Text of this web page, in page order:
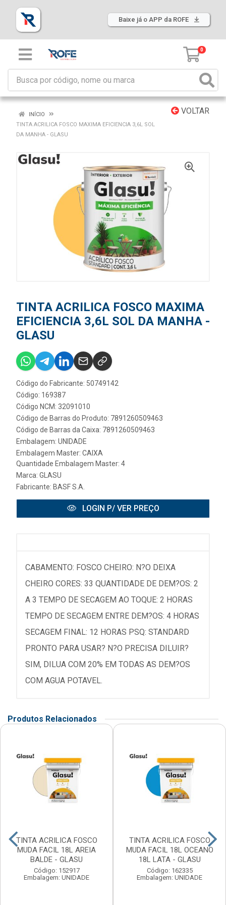
Baixe já o APP da ROFE
0
VOLTAR
INÍCIO
TINTA ACRILICA FOSCO MAXIMA EFICIENCIA 3,6L SOL
DA MANHA - GLASU
TINTA ACRILICA FOSCO MAXIMA
EFICIENCIA 3,6L SOL DA MANHA -
GLASU
Código do Fabricante: 50749142
Código: 169387
Código NCM: 32091010
Código de Barras do Produto: 7891260509463
Código de Barras da Caixa: 7891260509463
Embalagem: UNIDADE
Embalagem Master: CAIXA
Quantidade Embalagem Master: 4
Marca: GLASU
Fabricante: BASF S.A.
LOGIN P/ VER PREÇO
CABAMENTO: FOSCO CHEIRO: N?O DEIXA
CHEIRO CORES: 33 QUANTIDADE DE DEM?OS: 2
A 3 TEMPO DE SECAGEM AO TOQUE: 2 HORAS
TEMPO DE SECAGEM ENTRE DEM?OS: 4 HORAS
SECAGEM FINAL: 12 HORAS PSQ: STANDARD
PRONTO PARA USAR? N?O PRECISA DILUIR?
SIM, DILUA COM 20% EM TODAS AS DEM?OS
COM AGUA POTAVEL.
Produtos Relacionados
TINTA ACRILICA FOSCO
MUDA FACIL 18L AREIA
BALDE - GLASU
Código: 152917
Embalagem: UNIDADE
TINTA ACRILICA FOSCO
MUDA FACIL 18L OCEANO
18L LATA - GLASU
Código: 162335
Embalagem: UNIDADE